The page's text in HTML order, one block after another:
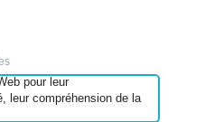
pour leur
leur compréhension de la